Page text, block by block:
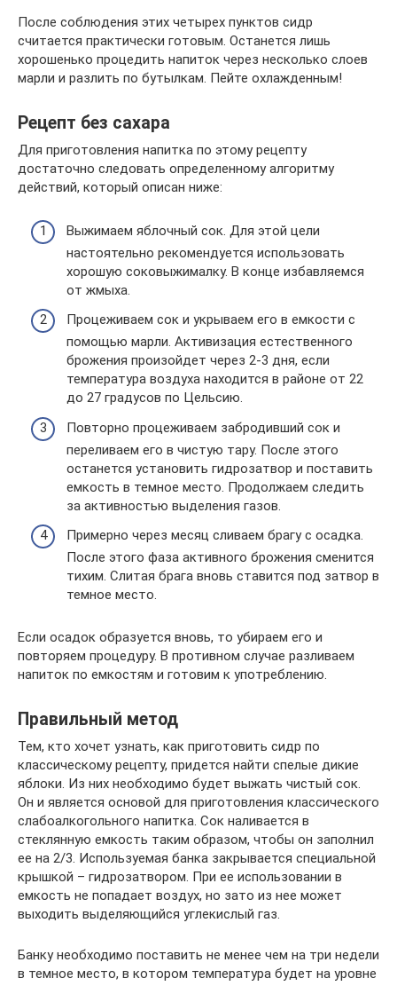
После соблюдения этих четырех пунктов сидр
считается практически готовым. Останется лишь
хорошенько процедить напиток через несколько слоев
марли и разлить по бутылкам. Пейте охлажденным!
Рецепт без сахара
Для приготовления напитка по этому рецепту
достаточно следовать определенному алгоритму
действий, который описан ниже:
Выжимаем яблочный сок. Для этой цели
настоятельно рекомендуется использовать
хорошую соковыжималку. В конце избавляемся
от жмыха.
Процеживаем сок и укрываем его в емкости с
помощью марли. Активизация естественного
брожения произойдет через 2-3 дня, если
температура воздуха находится в районе от 22
до 27 градусов по Цельсию.
Повторно процеживаем забродивший сок и
переливаем его в чистую тару. После этого
останется установить гидрозатвор и поставить
емкость в темное место. Продолжаем следить
за активностью выделения газов.
Примерно через месяц сливаем брагу с осадка.
После этого фаза активного брожения сменится
тихим. Слитая брага вновь ставится под затвор в
темное место.
Если осадок образуется вновь, то убираем его и
повторяем процедуру. В противном случае разливаем
напиток по емкостям и готовим к употреблению.
Правильный метод
Тем, кто хочет узнать, как приготовить сидр по
классическому рецепту, придется найти спелые дикие
яблоки. Из них необходимо будет выжать чистый сок.
Он и является основой для приготовления классического
слабоалкогольного напитка. Сок наливается в
стеклянную емкость таким образом, чтобы он заполнил
ее на 2/3. Используемая банка закрывается специальной
крышкой – гидрозатвором. При ее использовании в
емкость не попадает воздух, но зато из нее может
выходить выделяющийся углекислый газ.
Банку необходимо поставить не менее чем на три недели
в темное место, в котором температура будет на уровне